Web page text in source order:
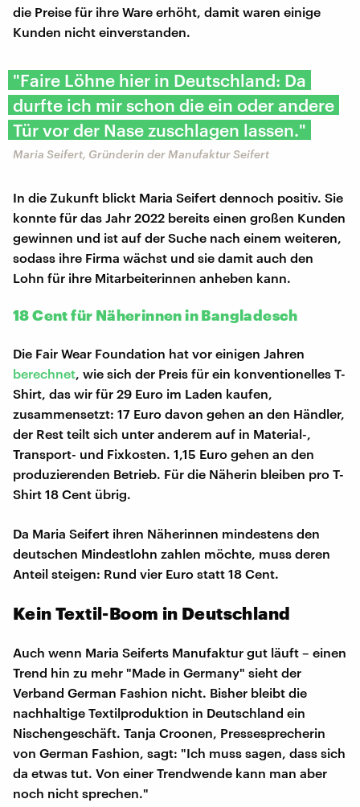
die Preise für ihre Ware erhöht, damit waren einige
Kunden nicht einverstanden.
"Faire Löhne hier in Deutschland: Da
durfte ich mir schon die ein oder andere
Tür vor der Nase zuschlagen lassen."
Maria Seifert, Gründerin der Manufaktur Seifert
In die Zukunft blickt Maria Seifert dennoch positiv. Sie
konnte für das Jahr 2022 bereits einen großen Kunden
gewinnen und ist auf der Suche nach einem weiteren,
sodass ihre Firma wächst und sie damit auch den
Lohn für ihre Mitarbeiterinnen anheben kann.
18 Cent für Näherinnen in Bangladesch
Die Fair Wear Foundation hat vor einigen Jahren
berechnet , wie sich der Preis für ein konventionelles T-
Shirt, das wir für 29 Euro im Laden kaufen,
zusammensetzt: 17 Euro davon gehen an den Händler,
der Rest teilt sich unter anderem auf in Material-,
Transport- und Fixkosten. 1,15 Euro gehen an den
produzierenden Betrieb. Für die Näherin bleiben pro T-
Shirt 18 Cent übrig.
Da Maria Seifert ihren Näherinnen mindestens den
deutschen Mindestlohn zahlen möchte, muss deren
Anteil steigen: Rund vier Euro statt 18 Cent.
Kein Textil-Boom in Deutschland
Auch wenn Maria Seiferts Manufaktur gut läuft – einen
Trend hin zu mehr "Made in Germany" sieht der
Verband German Fashion nicht. Bisher bleibt die
nachhaltige Textilproduktion in Deutschland ein
Nischengeschäft. Tanja Croonen, Pressesprecherin
von German Fashion, sagt: "Ich muss sagen, dass sich
da etwas tut. Von einer Trendwende kann man aber
noch nicht sprechen."